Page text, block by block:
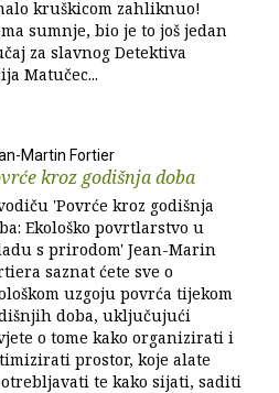
kruškicom zahliknuo!
sumnje, bio je to još jedan
za slavnog Detektiva
Matučec...
Martin Fortier
kroz godišnja doba
'Povrće kroz godišnja
Ekološko povrtlarstvo u
s prirodom' Jean-Marin
saznat ćete sve o
uzgoju povrća tijekom
doba, uključujući
o tome kako organizirati i
prostor, koje alate
te kako sijati, saditi